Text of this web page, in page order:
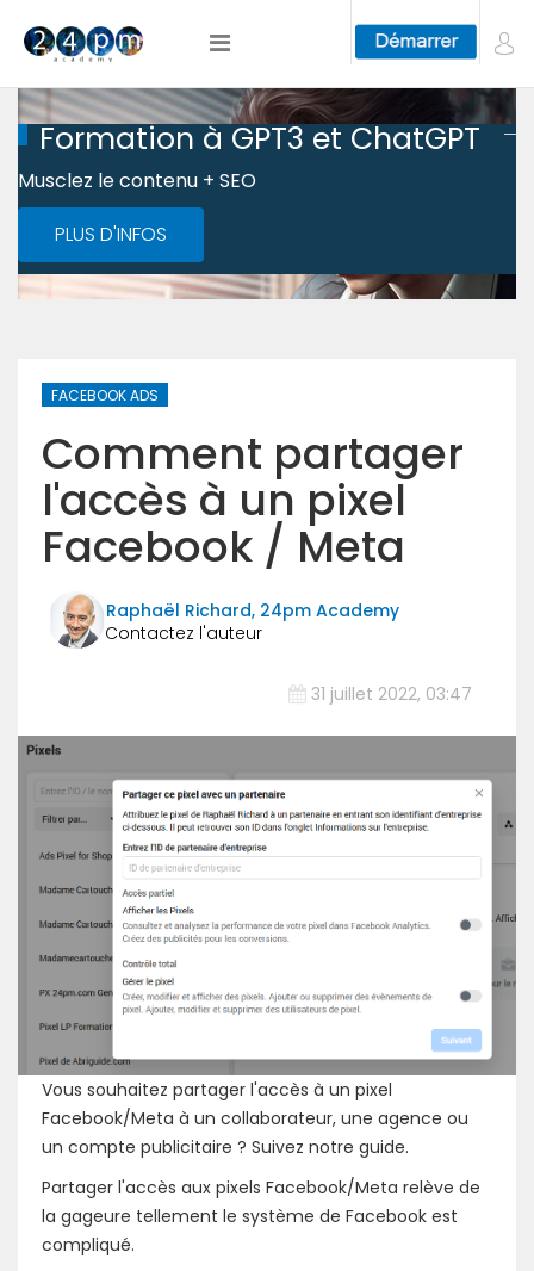
Formation à GPT3 et ChatGPT
Musclez le contenu + SEO
PLUS D'INFOS
FACEBOOK ADS
Comment partager
l'accès à un pixel
Facebook / Meta
Raphaël Richard, 24pm Academy
31 juillet 2022, 03:47
Vous souhaitez partager l'accès à un pixel
Facebook/Meta à un collaborateur, une agence ou
un compte publicitaire ? Suivez notre guide.
Partager l'accès aux pixels Facebook/Meta relève de
la gageure tellement le système de Facebook est
compliqué.